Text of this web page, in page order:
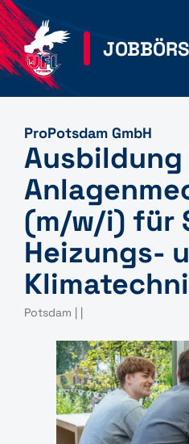
ProPotsdam GmbH
(m/w/i) für
Heizungs-
Potsdam | |